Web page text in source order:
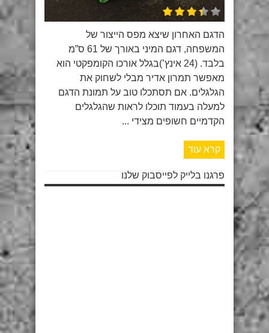
הדגם האחרון שיצא מפס הייצור של
המשפחה, דגם המיני באורך של 61 ס”מ
בלבד. (24 אינץ’)בגלל אורכו הקומפקטי הוא
מאפשר תמרון אדיר מבלי לשחוק את
הגלגלים. אם תסתכלו טוב על תמונת הדגם
למעלה בעמוד תוכלו לראות שהגלגלים
הקדמיים חשופים מצידי ...
קרא עוד
פרגנו בלייק לפייסבוק שלנו